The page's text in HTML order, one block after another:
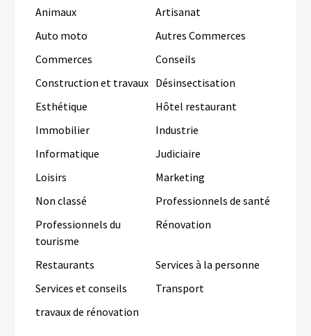
Animaux
Artisanat
Auto moto
Autres Commerces
Commerces
Conseils
Construction et travaux Désinsectisation
Esthétique
Hôtel restaurant
Immobilier
Industrie
Informatique
Judiciaire
Loisirs
Marketing
Non classé
Professionnels de santé
Professionnels du
tourisme
Rénovation
Restaurants
Services à la personne
Services et conseils
Transport
travaux de rénovation